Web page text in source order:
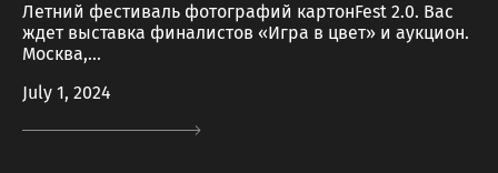
Летний фестиваль фотографий картонFest 2.0. Вас
ждет выставка финалистов «Игра в цвет» и аукцион.
Москва,...
July 1, 2024